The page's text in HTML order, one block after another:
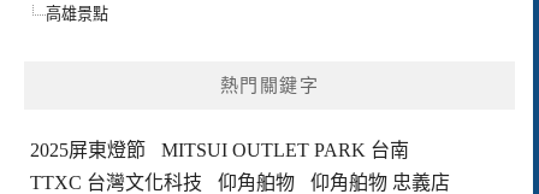
高雄景點
熱門關鍵字
2025屏東燈節
MITSUI OUTLET PARK 台南
TTXC 台灣文化科技
仰角舶物
仰角舶物 忠義店